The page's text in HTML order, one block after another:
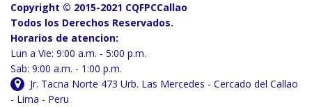
Copyright © 2015-2021 CQFPCCallao
Todos los Derechos Reservados.
Horarios de atencion:
Lun a Vie: 9:00 a.m. - 5:00 p.m.
Sab: 9:00 a.m. - 1:00 p.m.
Jr. Tacna Norte 473 Urb. Las Mercedes - Cercado del Callao
- Lima - Peru